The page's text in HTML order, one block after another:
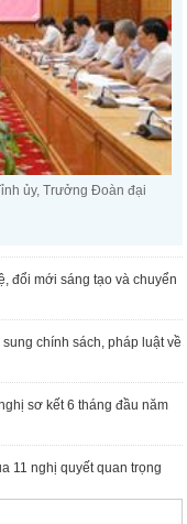
ủy, Trưởng Đoàn đại
đổi mới sáng tạo và chuyển
chính sách, pháp luật về
sơ kết 6 tháng đầu năm
11 nghị quyết quan trọng